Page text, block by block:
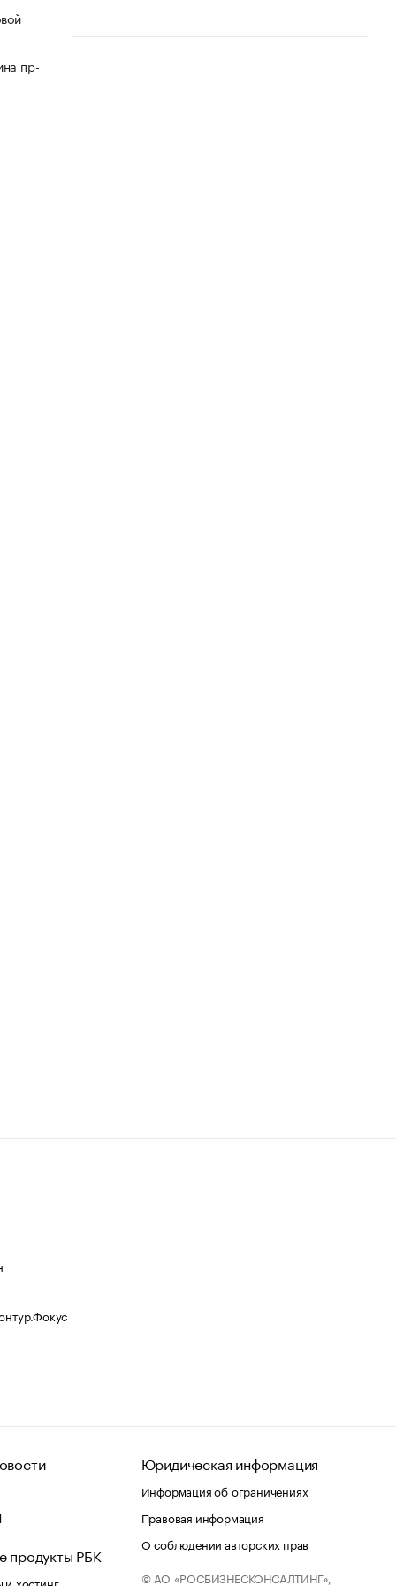
пр-
продукты РБК
хостинг
Юридическая информация
Информация об ограничениях
Правовая информация
О соблюдении авторских прав
© АО «РОСБИЗНЕСКОНСАЛТИНГ»,